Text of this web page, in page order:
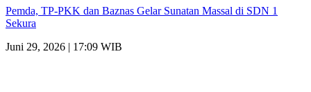
Pemda, TP-PKK dan Baznas Gelar Sunatan Massal di SDN 1
Sekura
Juni 29, 2026 | 17:09 WIB